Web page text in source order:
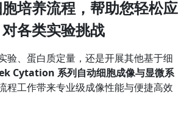
培养流程，帮助您轻松应
对各类实验挑战
验、蛋白质定量，还是开展其他基于细
Cytation 系列自动细胞成像与显微系
程工作带来专业级成像性能与便捷高效